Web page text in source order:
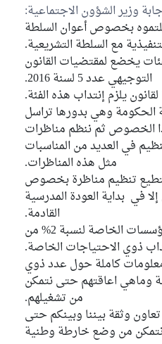
وزير الشؤون الاجتماعية:
بخصوص أعوان السلطة
مع السلطة التشريعية.
يخضع لمقتضيات القانون
التوجيهي عدد 5 لسنة 2016.
الحكومة وهي بدورها تراسل
الخصوص ثم ننظم مناظرات
في العديد من المناسبات
مثل هذه المناظرات.
تنظيم مناظرة بخصوص
في بداية العودة المدرسية
القادمة.
عاينا عدم إحترام المؤسسات الخاصة لنسبة 2% من
ذوي الاحتياجات الخاصة.
كاملة حول عدد ذوي
وماهي اعاقتهم حتى نتمكن
من تشغيلهم.
وثقة بيننا وبينكم حتى
من وضع خارطة وطنية